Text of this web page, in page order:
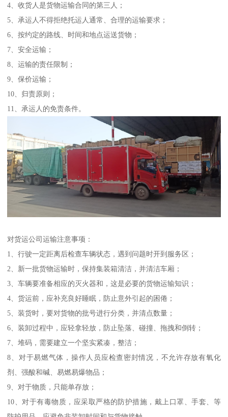
4、收货人是货物运输合同的第三人；
5、承运人不得拒绝托运人通常、合理的运输要求；
6、按约定的路线、时间和地点运送货物；
7、安全运输；
8、运输的责任限制；
9、保价运输；
10、归责原则；
11、承运人的免责条件。
对货运公司运输注意事项：
1、行驶一定距离后检查车辆状态，遇到问题时开到服务区；
2、新一批货物运输时，保持集装箱清洁，并清洁车厢；
3、车辆要准备相应的灭火器和，这是必要的货物运输知识；
4、货运前，应补充良好睡眠，防止意外引起的困倦；
5、装货时，要对货物的批号进行分类，并清点数量；
6、装卸过程中，应轻拿轻放，防止坠落、碰撞、拖拽和倒转；
7、堆码，需要建立一个坚实紧凑，整洁；
8、对于易燃气体，操作人员应检查密封情况，不允许存放有氧化
剂、强酸和碱、易燃易爆物品；
9、对于物质，只能单存放；
10、对于有毒物质，应采取严格的防护措施，戴上口罩、手套、等